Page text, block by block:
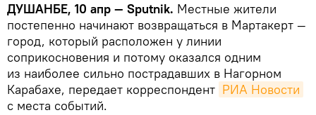
ДУШАНБЕ, 10 апр — Sputnik. Местные жители
постепенно начинают возвращаться в Мартакерт —
город, который расположен у линии
соприкосновения и потому оказался одним
из наиболее сильно пострадавших в Нагорном
Карабахе, передает корреспондент РИА Новости
с места событий.